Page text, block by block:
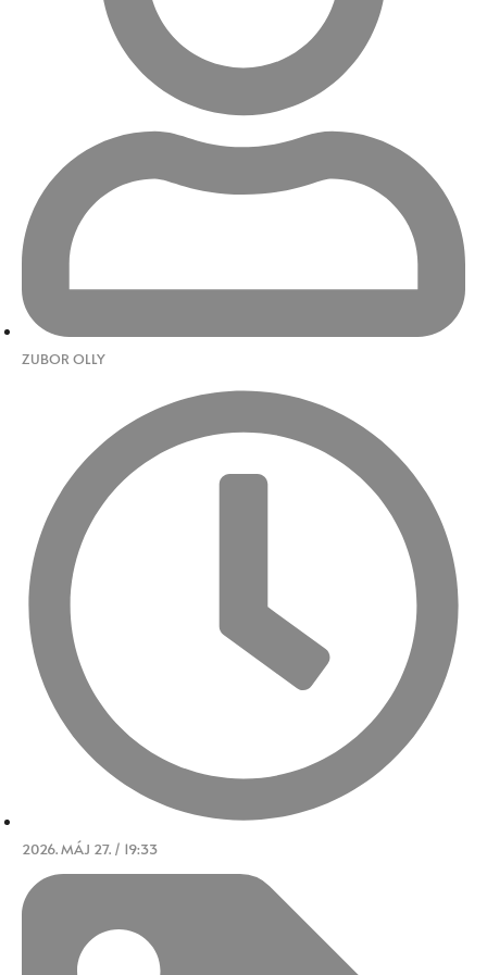
ZUBOR OLLY
2026. MÁJ 27. / 19:33